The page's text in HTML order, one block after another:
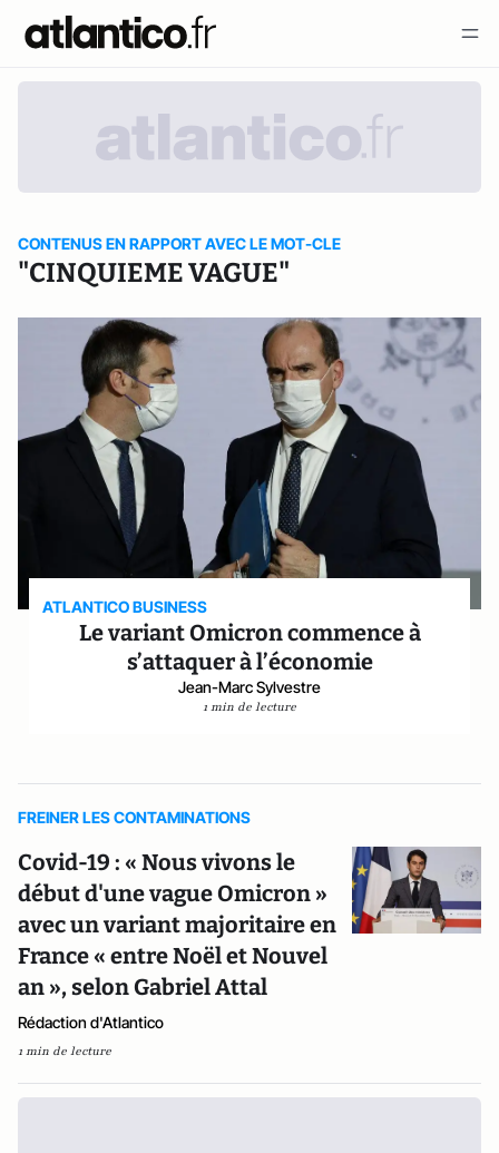
CONTENUS EN RAPPORT AVEC LE MOT-CLE
"CINQUIEME VAGUE"
ATLANTICO BUSINESS
Le variant Omicron commence à
s’attaquer à l’économie
Jean-Marc Sylvestre
1 min de lecture
FREINER LES CONTAMINATIONS
Covid-19 : « Nous vivons le
début d'une vague Omicron »
avec un variant majoritaire en
France « entre Noël et Nouvel
an », selon Gabriel Attal
Rédaction d'Atlantico
1 min de lecture